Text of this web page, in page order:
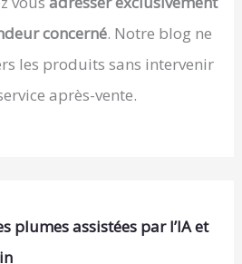
concerné. Notre blog ne
les produits sans intervenir
après-vente.
plumes assistées par l’IA et